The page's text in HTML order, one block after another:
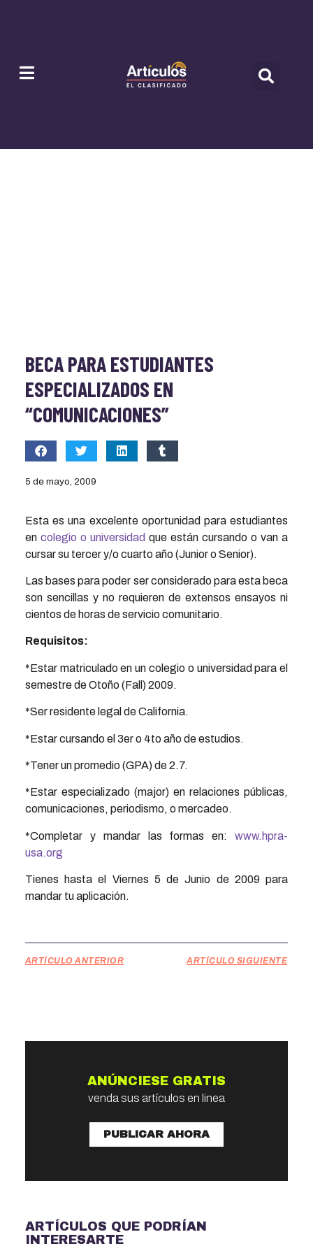
BECA PARA ESTUDIANTES
ESPECIALIZADOS EN
“COMUNICACIONES”
5 de mayo, 2009
Esta es una excelente oportunidad para estudiantes
en colegio o universidad que están cursando o van a
cursar su tercer y/o cuarto año (Junior o Senior).
Las bases para poder ser considerado para esta beca
son sencillas y no requieren de extensos ensayos ni
cientos de horas de servicio comunitario.
Requisitos:
*Estar matriculado en un colegio o universidad para el
semestre de Otoño (Fall) 2009.
*Ser residente legal de California.
*Estar cursando el 3er o 4to año de estudios.
*Tener un promedio (GPA) de 2.7.
*Estar especializado (major) en relaciones públicas,
comunicaciones, periodismo, o mercadeo.
*Completar y mandar las formas en:www.hpra-
usa.org
Tienes hasta el Viernes 5 de Junio de 2009 para
mandar tu aplicación.
ARTÍCULO ANTERIOR ARTÍCULO SIGUIENTE
ANÚNCIESE GRATIS
venda sus artículos en linea
PUBLICAR AHORA
ARTÍCULOS QUE PODRÍAN
INTERESARTE